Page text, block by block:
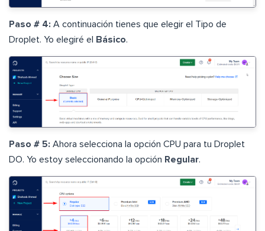
Paso # 4: A continuación tienes que elegir el Tipo de
Droplet. Yo elegiré el
Básico.
Paso # 5: Ahora selecciona la opción CPU para tu Droplet
DO. Yo estoy seleccionando la opción Regular.